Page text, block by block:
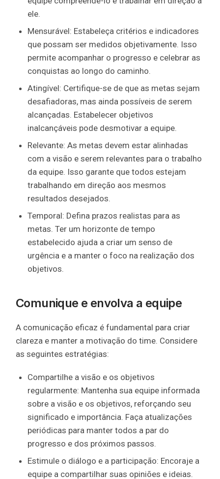
ele.
Mensurável: Estabeleça critérios e indicadores
que possam ser medidos objetivamente. Isso
permite acompanhar o progresso e celebrar as
conquistas ao longo do caminho.
Atingível: Certifique-se de que as metas sejam
desafiadoras, mas ainda possíveis de serem
alcançadas. Estabelecer objetivos
inalcançáveis pode desmotivar a equipe.
Relevante: As metas devem estar alinhadas
com a visão e serem relevantes para o trabalho
da equipe. Isso garante que todos estejam
trabalhando em direção aos mesmos
resultados desejados.
Temporal: Defina prazos realistas para as
metas. Ter um horizonte de tempo
estabelecido ajuda a criar um senso de
urgência e a manter o foco na realização dos
objetivos.
Comunique e envolva a equipe
A comunicação eficaz é fundamental para criar
clareza e manter a motivação do time. Considere
as seguintes estratégias:
Compartilhe a visão e os objetivos
regularmente: Mantenha sua equipe informada
sobre a visão e os objetivos, reforçando seu
significado e importância. Faça atualizações
periódicas para manter todos a par do
progresso e dos próximos passos.
Estimule o diálogo e a participação: Encoraje a
equipe a compartilhar suas opiniões e ideias.